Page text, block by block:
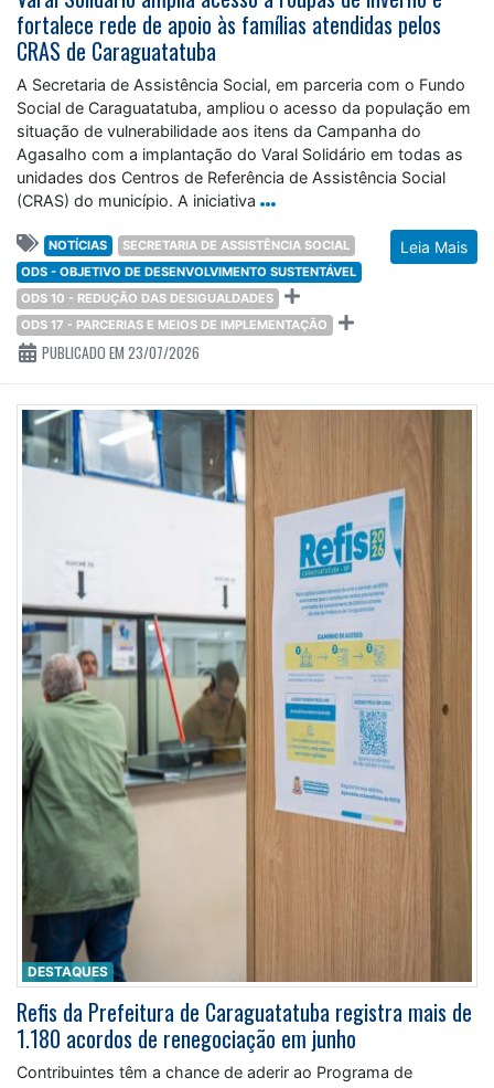
fortalece rede de apoio às famílias atendidas pelos
CRAS de Caraguatatuba
A Secretaria de Assistência Social, em parceria com o Fundo
Social de Caraguatatuba, ampliou o acesso da população em
situação de vulnerabilidade aos itens da Campanha do
Agasalho com a implantação do Varal Solidário em todas as
unidades dos Centros de Referência de Assistência Social
(CRAS) do município. A iniciativa
Leia Mais
NOTÍCIAS
SECRETARIA DE ASSISTÊNCIA SOCIAL
ODS - OBJETIVO DE DESENVOLVIMENTO SUSTENTÁVEL
ODS 10 - REDUÇÃO DAS DESIGUALDADES
ODS 17 - PARCERIAS E MEIOS DE IMPLEMENTAÇÃO
PUBLICADO EM 23/07/2026
DESTAQUES
Refis da Prefeitura de Caraguatatuba registra mais de
1.180 acordos de renegociação em junho
Contribuintes têm a chance de aderir ao Programa de